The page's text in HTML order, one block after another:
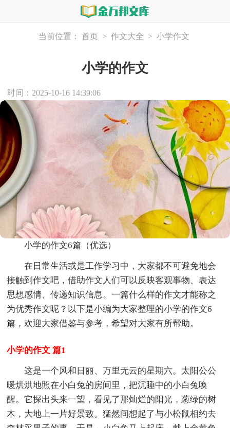
当前位置： 首页 > 作文大全 > 小学作文
小学的作文
时间：2025-10-16 14:39:06
小学的作文6篇（优选）
在日常生活或是工作学习中，大家都不可避免地会
接触到作文吧，借助作文人们可以反映客观事物、表达
思想感情、传递知识信息。一篇什么样的作文才能称之
为优秀作文呢？以下是小编为大家整理的小学的作文6
篇，欢迎大家借鉴与参考，希望对大家有所帮助。
小学的作文 篇1
这是一个风和日丽、万里无云的星期六。太阳公公
暖烘烘地照在小白兔的房间里，把沉睡中的小白兔唤
醒。它探出头来一望，看见了那灿烂的阳光，葱绿的树
木，大地上一片好景致。猛然间想起了与小松鼠相约去